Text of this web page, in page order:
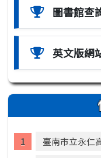
圖書館查
英文版網
臺南市立永仁